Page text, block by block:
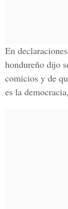
En
hondureño dijo
comicios y de
es la